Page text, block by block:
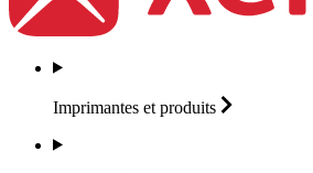
Imprimantes et produits